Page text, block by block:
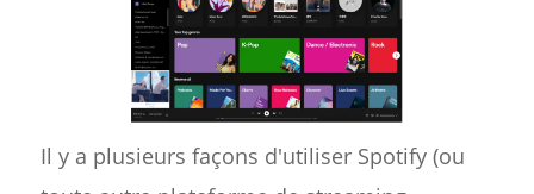
Il y a plusieurs façons d'utiliser Spotify (ou